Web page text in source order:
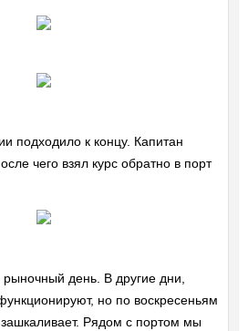
подходило к концу. Капитан
чего взял курс обратно в порт
день. В другие дни,
но по воскресеньям
зашкаливает. Рядом с портом мы